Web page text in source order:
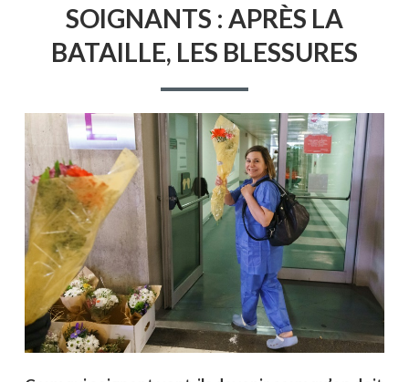
:
APRÈS
LA
BATAILLE,
SOIGNANTS : APRÈS LA
BATAILLE, LES BLESSURES